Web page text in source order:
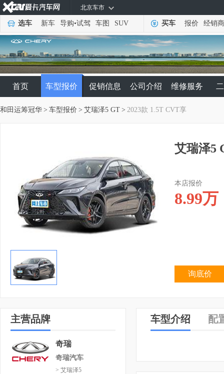
北京车市
选车 新车 导购•试驾 车图 SUV 买车 报价 经销商
首页 车型报价 促销信息 公司介绍 维修服务
和田运筹冠华 > 车型报价 > 艾瑞泽5 GT > 2023款 1.5T CVT享
艾瑞泽5
本店报价
8.99万
询底价
主营品牌
奇瑞
奇瑞汽车
> 艾瑞泽5
车型介绍 配